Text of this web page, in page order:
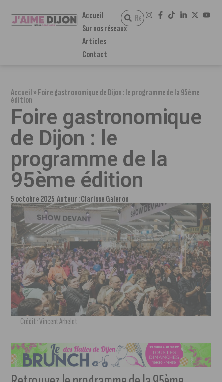
Accueil
Sur nos réseaux
Articles
Contact
Accueil»Foire gastronomique de Dijon : le programme de la 95ème
édition
Foire gastronomique
de Dijon : le
programme de la
95ème édition
5 octobre 2025 Auteur :Clarisse Galeron
Crédit : Vincent Arbelet